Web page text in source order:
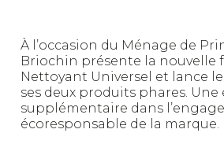
À l’occasion du Ménage de
Briochin présente la nouvelle
Nettoyant Universel et lance
ses deux produits phares. Une
supplémentaire dans
écoresponsable de la marque.